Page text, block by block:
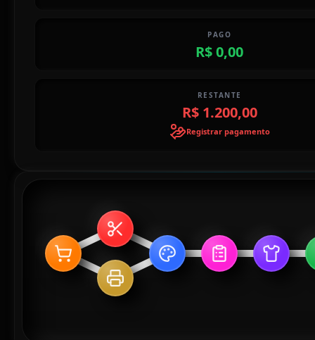
PAGO
R$ 0,00
RESTANTE
R$ 1.200,00
Registrar pagamento